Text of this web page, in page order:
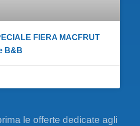
FIERA MACFRUT
B&B
le offerte dedicate agli